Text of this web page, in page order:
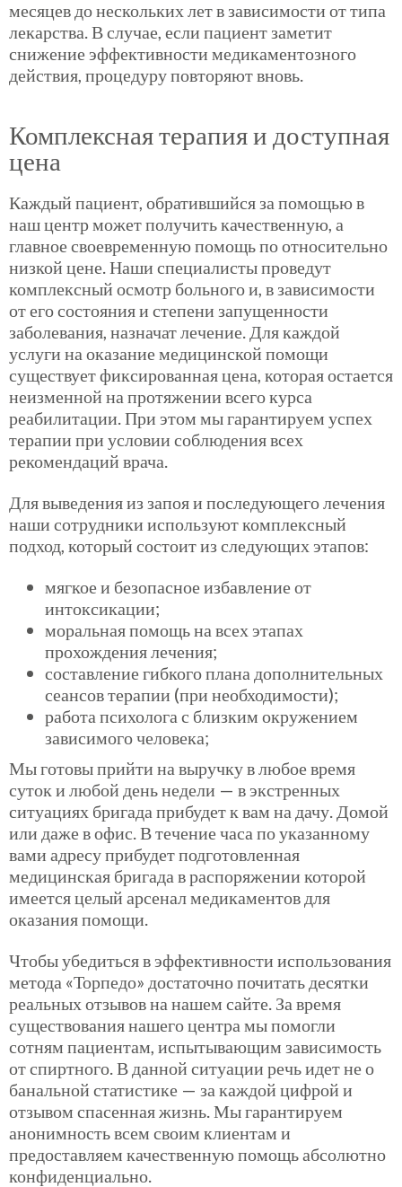
месяцев до нескольких лет в зависимости от типа
лекарства. В случае, если пациент заметит
снижение эффективности медикаментозного
действия, процедуру повторяют вновь.
Комплексная терапия и доступная
цена
Каждый пациент, обратившийся за помощью в
наш центр может получить качественную, а
главное своевременную помощь по относительно
низкой цене. Наши специалисты проведут
комплексный осмотр больного и, в зависимости
от его состояния и степени запущенности
заболевания, назначат лечение. Для каждой
услуги на оказание медицинской помощи
существует фиксированная цена, которая остается
неизменной на протяжении всего курса
реабилитации. При этом мы гарантируем успех
терапии при условии соблюдения всех
рекомендаций врача.
Для выведения из запоя и последующего лечения
наши сотрудники используют комплексный
подход, который состоит из следующих этапов:
мягкое и безопасное избавление от
интоксикации;
моральная помощь на всех этапах
прохождения лечения;
составление гибкого плана дополнительных
сеансов терапии (при необходимости);
работа психолога с близким окружением
зависимого человека;
Мы готовы прийти на выручку в любое время
суток и любой день недели — в экстренных
ситуациях бригада прибудет к вам на дачу. Домой
или даже в офис. В течение часа по указанному
вами адресу прибудет подготовленная
медицинская бригада в распоряжении которой
имеется целый арсенал медикаментов для
оказания помощи.
Чтобы убедиться в эффективности использования
метода «Торпедо» достаточно почитать десятки
реальных отзывов на нашем сайте. За время
существования нашего центра мы помогли
сотням пациентам, испытывающим зависимость
от спиртного. В данной ситуации речь идет не о
банальной статистике — за каждой цифрой и
отзывом спасенная жизнь. Мы гарантируем
анонимность всем своим клиентам и
предоставляем качественную помощь абсолютно
конфиденциально.